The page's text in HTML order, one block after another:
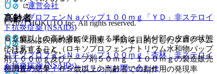
ロキソプロフェンＮａパップ１００ｍｇ「ＹＤ」 非ステロイ
ド抗炎症薬 (NSAIDs)
ロキソプロフェンＮａパップ１００ｍｇ「杏林」 非ステロイ
ド抗炎症薬 (NSAIDs)
高齢者
６５歳以上の高齢者に使用する場合は、貼付部の皮膚の状態
に注意すること（ロキソプロフェンナトリウム水和物パップ
剤１００ｍｇ及びテープ剤５０ｍｇ・１００ｍｇの製造販売
後調査の結果、６５歳以上の高齢者での副作用の発現率
運営会社
© 2021 HOKUTO Inc. All rights reserved.
※本製品は疾病の診断・治療・予防を目的としたプログラム
ではありません。
利用規約プライバシーポリシーお問い合わせ